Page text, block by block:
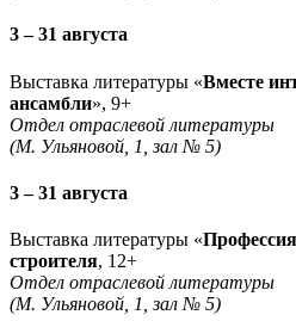
3 – 31 августа
Выставка литературы «Вместе
ансамбли», 9+
Отдел отраслевой литературы
(М. Ульяновой, 1, зал № 5)
3 – 31 августа
Выставка литературы «
строителя, 12+
Отдел отраслевой литературы
(М. Ульяновой, 1, зал № 5)